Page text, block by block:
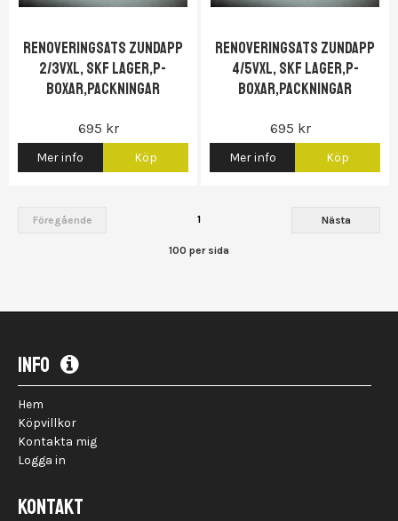
Renoveringsats Zundapp
2/3vxl, SKF lager,P-
boxar,Packningar
695 kr
Mer info Köp
Renoveringsats Zundapp
4/5vxl, SKF lager,P-
boxar,Packningar
695 kr
Mer info Köp
Föregående 1 Nästa
100 per sida
INFO
Hem
Köpvillkor
Kontakta mig
Logga in
KONTAKT